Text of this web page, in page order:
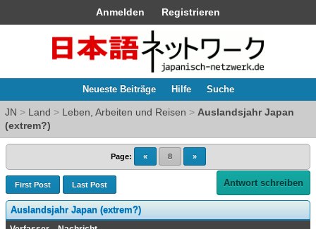
Anmelden Registrieren
Neueste Beiträge Hilfe Suche
JN > Land > Leben, Arbeiten und Reisen > Auslandsjahr Japan
(extrem?)
Page: « 8 »
First Post Last Post Antwort schreiben
Auslandsjahr Japan (extrem?)